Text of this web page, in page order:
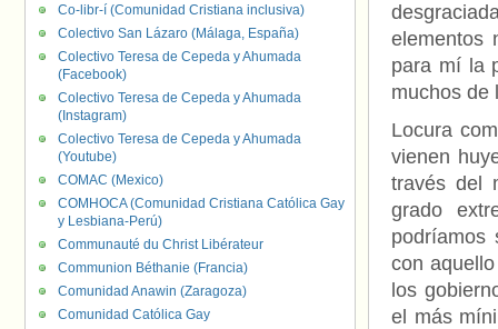
elementos
para mí la
muchos de
Locura
vienen
través del
grado
podríamos
con
los
el más
Co-libr-í (Comunidad Cristiana inclusiva)
Colectivo San Lázaro (Málaga, España)
Colectivo Teresa de Cepeda y Ahumada
(Facebook)
Colectivo Teresa de Cepeda y Ahumada
(Instagram)
Colectivo Teresa de Cepeda y Ahumada
(Youtube)
COMAC (Mexico)
COMHOCA (Comunidad Cristiana Católica Gay
y Lesbiana-Perú)
Communauté du Christ Libérateur
Communion Béthanie (Francia)
Comunidad Anawin (Zaragoza)
Comunidad Católica Gay